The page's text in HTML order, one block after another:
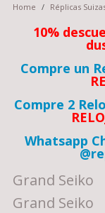
Home / Réplicas
10%
Compre un
Compre 2
Whatsapp
Grand Seiko
Grand Seiko